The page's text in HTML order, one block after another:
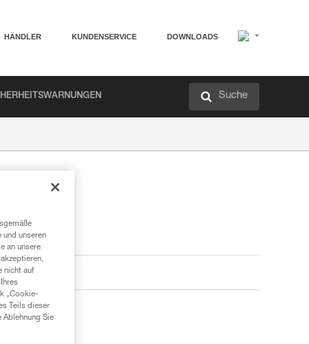
HÄNDLER KUNDENSERVICE DOWNLOADS
Suche
und unseren
an unsere
nicht auf
„Cookie-
Teils dieser
Ablehnung Sie